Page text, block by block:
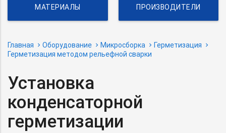
МАТЕРИАЛЫ ПРОИЗВОДИТЕЛИ
Главная Оборудование Микросборка
Герметизация
Герметизация методом рельефной сварки
Установка
конденсаторной
герметизации